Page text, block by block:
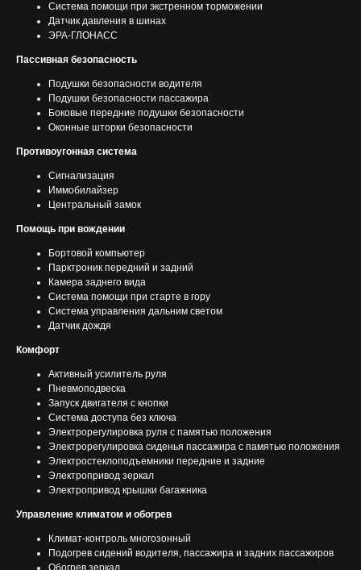
Система помощи при экстренном торможении
Датчик давления в шинах
ЭРА-ГЛОНАСС
Пассивная безопасность
Подушки безопасности водителя
Подушки безопасности пассажира
Боковые передние подушки безопасности
Оконные шторки безопасности
Противоугонная система
Сигнализация
Иммобилайзер
Центральный замок
Помощь при вождении
Бортовой компьютер
Парктроник передний и задний
Камера заднего вида
Система помощи при старте в гору
Система управления дальним светом
Датчик дождя
Комфорт
Активный усилитель руля
Пневмоподвеска
Запуск двигателя с кнопки
Система доступа без ключа
Электрорегулировка руля с памятью положения
Электрорегулировка сиденья пассажира с памятью положения
Электростеклоподъемники передние и задние
Электропривод зеркал
Электропривод крышки багажника
Управление климатом и обогрев
Климат-контроль многозонный
Подогрев сидений водителя, пассажира и задних пассажиров